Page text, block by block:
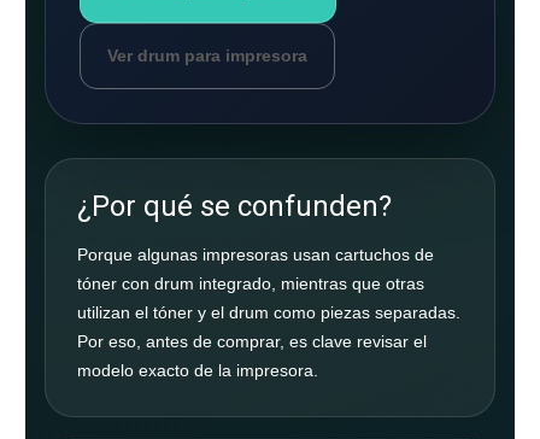
Ver drum para impresora
¿Por qué se confunden?
Porque algunas impresoras usan cartuchos de
tóner con drum integrado, mientras que otras
utilizan el tóner y el drum como piezas separadas.
Por eso, antes de comprar, es clave revisar el
modelo exacto de la impresora.